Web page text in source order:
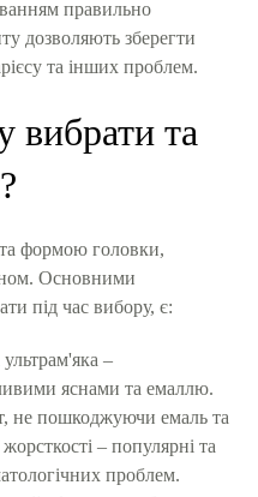
правильно
дозволяють зберегти
та інших проблем.
вибрати та
формою головки,
Основними
під час вибору, є:
–
яснами та емаллю.
не пошкоджуючи емаль та
– популярні та
проблем.